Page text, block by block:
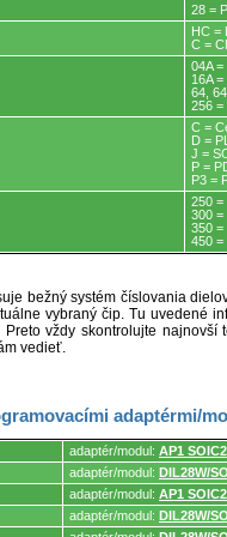
28 =
HC =
C =
04A
16A
64,
256 =
C =
D =
J =
P =
P3 =
250 =
300 =
350 =
450 =
bežný systém číslovania
vybraný čip. Tu uvedené
vždy skontrolujte
vedieť.
adaptérmi/
adaptér/modul: AP1
adaptér/modul: DIL28W/
adaptér/modul: AP1
adaptér/modul: DIL28W/